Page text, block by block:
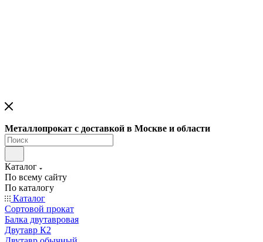
Металлопрокат с доставкой в Москве и области
Каталог
По всему сайту
По каталогу
Каталог
Сортовой прокат
Балка двутавровая
Двутавр К2